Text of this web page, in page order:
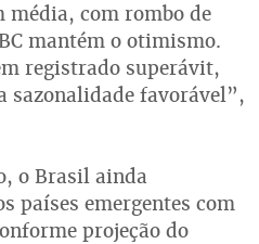
média, com rombo de
mantém o otimismo.
registrado superávit,
sazonalidade favorável”,
o Brasil ainda
países emergentes com
projeção do